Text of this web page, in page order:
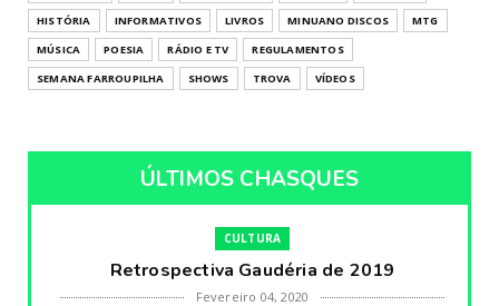
HISTÓRIA
INFORMATIVOS LIVROS MINUANO DISCOS
MTG
MÚSICA
POESIA RÁDIO E TV
REGULAMENTOS
SEMANA FARROUPILHA
SHOWS TROVA VÍDEOS
ÚLTIMOS CHASQUES
CULTURA
Retrospectiva Gaudéria de 2019
Fevereiro 04, 2020